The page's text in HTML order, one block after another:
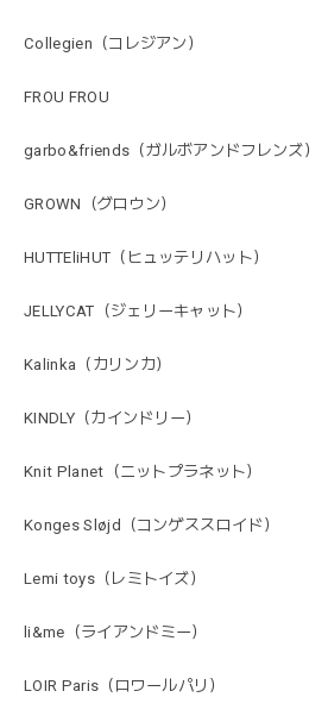
Collegien（コレジアン）
FROU FROU
garbo&friends（ガルボアンドフレンズ）
GROWN（グロウン）
HUTTEliHUT（ヒュッテリハット）
JELLYCAT（ジェリーキャット）
Kalinka（カリンカ）
KINDLY（カインドリー）
Knit Planet（ニットプラネット）
Konges Sløjd（コンゲススロイド）
Lemi toys（レミトイズ）
li&me（ライアンドミー）
LOIR Paris（ロワールパリ）